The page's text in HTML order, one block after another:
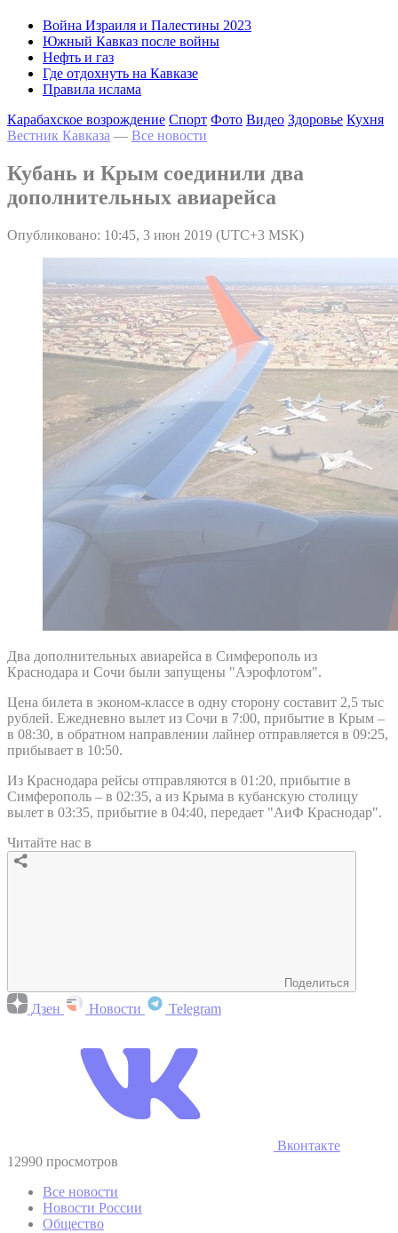
Война Израиля и Палестины 2023
Южный Кавказ после войны
Нефть и газ
Где отдохнуть на Кавказе
Правила ислама
Карабахское возрождение Спорт Фото Видео Здоровье Кухня
Вестник Кавказа — Все новости
Кубань и Крым соединили два
дополнительных авиарейса
Опубликовано: 10:45, 3 июн 2019 (UTC+3 MSK)
Два дополнительных авиарейса в Симферополь из
Краснодара и Сочи были запущены "Аэрофлотом".
Цена билета в эконом-классе в одну сторону составит 2,5 тыс
рублей. Ежедневно вылет из Сочи в 7:00, прибытие в Крым –
в 08:30, в обратном направлении лайнер отправляется в 09:25,
прибывает в 10:50.
Из Краснодара рейсы отправляются в 01:20, прибытие в
Симферополь – в 02:35, а из Крыма в кубанскую столицу
вылет в 03:35, прибытие в 04:40, передает "АиФ Краснодар".
Читайте нас в
Поделиться
Дзен Новости Telegram
Вконтакте
12990 просмотров
Все новости
Новости России
Общество